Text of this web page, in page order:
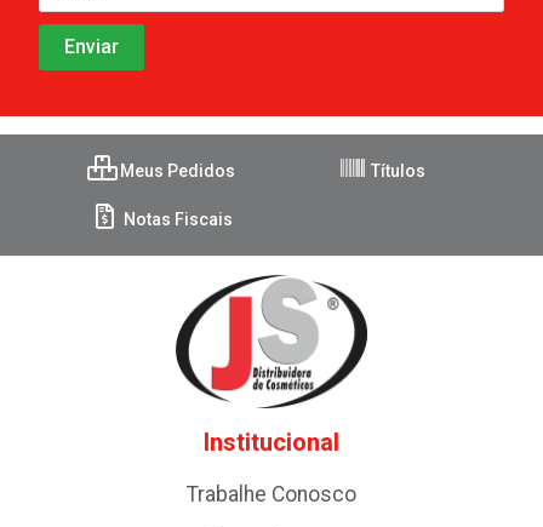
Meus Pedidos Títulos
Notas Fiscais
Institucional
Trabalhe Conosco